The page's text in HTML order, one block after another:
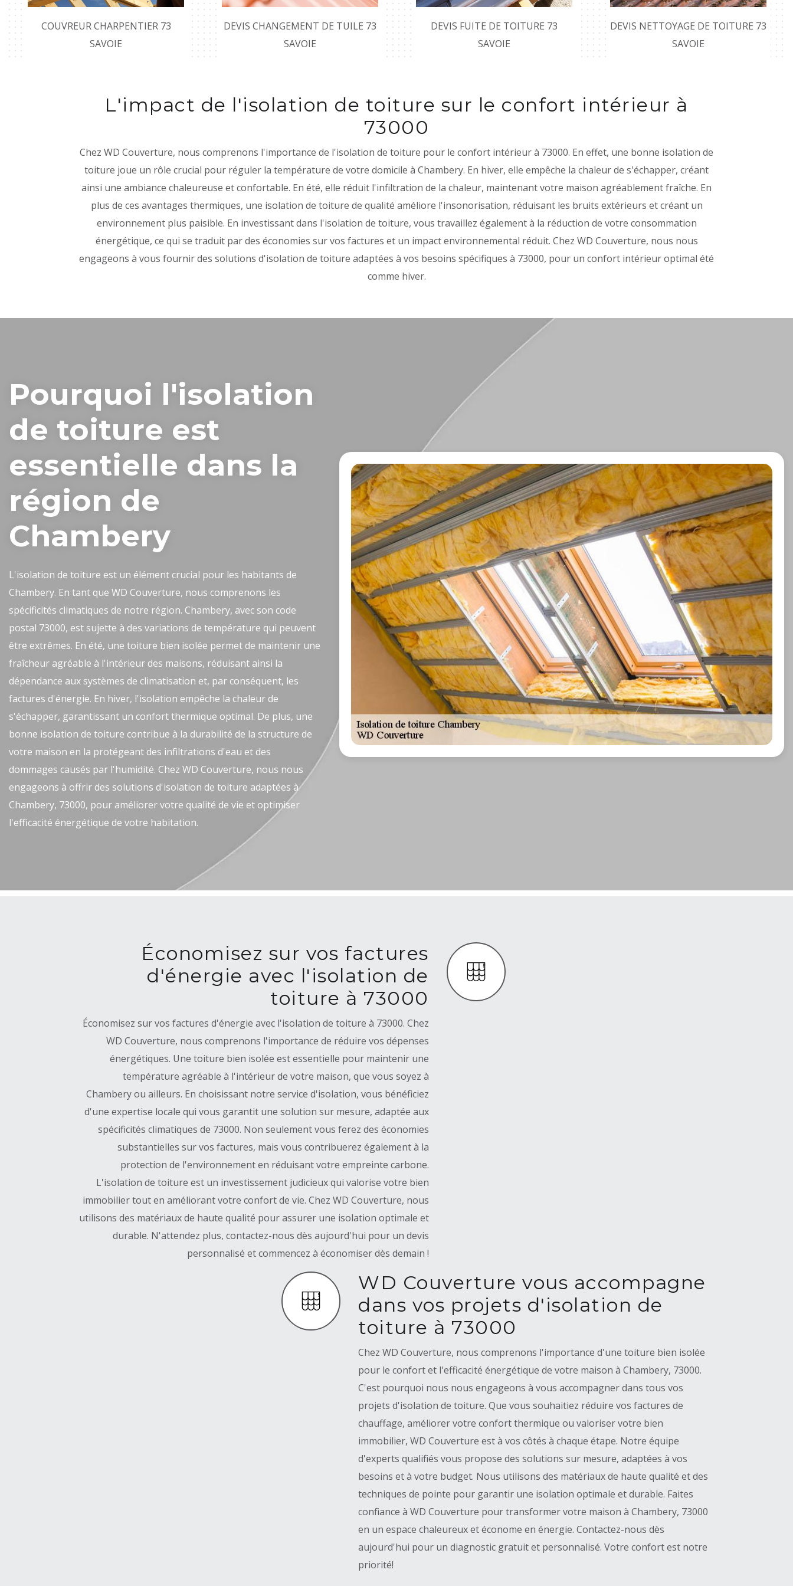
COUVREUR CHARPENTIER 73
SAVOIE
DEVIS CHANGEMENT DE TUILE 73
SAVOIE
DEVIS FUITE DE TOITURE 73
SAVOIE
DEVIS NETTOYAGE DE TOITURE 73
SAVOIE
L'impact de l'isolation de toiture sur le confort intérieur à
73000
Chez WD Couverture, nous comprenons l'importance de l'isolation de toiture pour le confort intérieur à 73000. En effet, une bonne isolation de
toiture joue un rôle crucial pour réguler la température de votre domicile à Chambery. En hiver, elle empêche la chaleur de s'échapper, créant
ainsi une ambiance chaleureuse et confortable. En été, elle réduit l'infiltration de la chaleur, maintenant votre maison agréablement fraîche. En
plus de ces avantages thermiques, une isolation de toiture de qualité améliore l'insonorisation, réduisant les bruits extérieurs et créant un
environnement plus paisible. En investissant dans l'isolation de toiture, vous travaillez également à la réduction de votre consommation
énergétique, ce qui se traduit par des économies sur vos factures et un impact environnemental réduit. Chez WD Couverture, nous nous
engageons à vous fournir des solutions d'isolation de toiture adaptées à vos besoins spécifiques à 73000, pour un confort intérieur optimal été
comme hiver.
Pourquoi l'isolation
de toiture est
essentielle dans la
région de
Chambery
L'isolation de toiture est un élément crucial pour les habitants de
Chambery. En tant que WD Couverture, nous comprenons les
spécificités climatiques de notre région. Chambery, avec son code
postal 73000, est sujette à des variations de température qui peuvent
être extrêmes. En été, une toiture bien isolée permet de maintenir une
fraîcheur agréable à l'intérieur des maisons, réduisant ainsi la
dépendance aux systèmes de climatisation et, par conséquent, les
factures d'énergie. En hiver, l'isolation empêche la chaleur de
s'échapper, garantissant un confort thermique optimal. De plus, une
bonne isolation de toiture contribue à la durabilité de la structure de
votre maison en la protégeant des infiltrations d'eau et des
dommages causés par l'humidité. Chez WD Couverture, nous nous
engageons à offrir des solutions d'isolation de toiture adaptées à
Chambery, 73000, pour améliorer votre qualité de vie et optimiser
l'efficacité énergétique de votre habitation.
Économisez sur vos factures
d'énergie avec l'isolation de
toiture à 73000
Économisez sur vos factures d'énergie avec l'isolation de toiture à 73000. Chez
WD Couverture, nous comprenons l'importance de réduire vos dépenses
énergétiques. Une toiture bien isolée est essentielle pour maintenir une
température agréable à l'intérieur de votre maison, que vous soyez à
Chambery ou ailleurs. En choisissant notre service d'isolation, vous bénéficiez
d'une expertise locale qui vous garantit une solution sur mesure, adaptée aux
spécificités climatiques de 73000. Non seulement vous ferez des économies
substantielles sur vos factures, mais vous contribuerez également à la
protection de l'environnement en réduisant votre empreinte carbone.
L'isolation de toiture est un investissement judicieux qui valorise votre bien
immobilier tout en améliorant votre confort de vie. Chez WD Couverture, nous
utilisons des matériaux de haute qualité pour assurer une isolation optimale et
durable. N'attendez plus, contactez-nous dès aujourd'hui pour un devis
personnalisé et commencez à économiser dès demain !
WD Couverture vous accompagne
dans vos projets d'isolation de
toiture à 73000
Chez WD Couverture, nous comprenons l'importance d'une toiture bien isolée
pour le confort et l'efficacité énergétique de votre maison à Chambery, 73000.
C'est pourquoi nous nous engageons à vous accompagner dans tous vos
projets d'isolation de toiture. Que vous souhaitiez réduire vos factures de
chauffage, améliorer votre confort thermique ou valoriser votre bien
immobilier, WD Couverture est à vos côtés à chaque étape. Notre équipe
d'experts qualifiés vous propose des solutions sur mesure, adaptées à vos
besoins et à votre budget. Nous utilisons des matériaux de haute qualité et des
techniques de pointe pour garantir une isolation optimale et durable. Faites
confiance à WD Couverture pour transformer votre maison à Chambery, 73000
en un espace chaleureux et économe en énergie. Contactez-nous dès
aujourd'hui pour un diagnostic gratuit et personnalisé. Votre confort est notre
priorité!